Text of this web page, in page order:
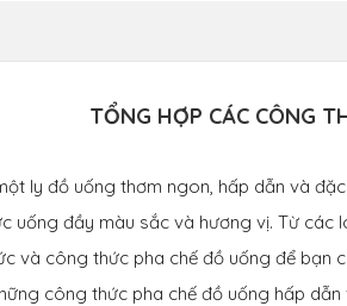
TỔNG HỢP CÁC CÔNG
ly đồ uống thơm ngon, hấp dẫn và
uống đầy màu sắc và hương vị. Từ
và công thức pha chế đồ uống để bạn
công thức pha chế đồ uống hấp